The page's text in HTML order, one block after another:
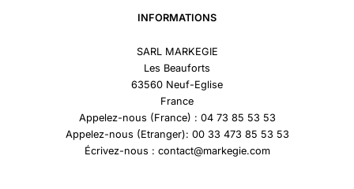
INFORMATIONS
SARL MARKEGIE
Les Beauforts
63560 Neuf-Eglise
France
Appelez-nous (France) : 04 73 85 53 53
Appelez-nous (Etranger): 00 33 473 85 53 53
Écrivez-nous : contact@markegie.com